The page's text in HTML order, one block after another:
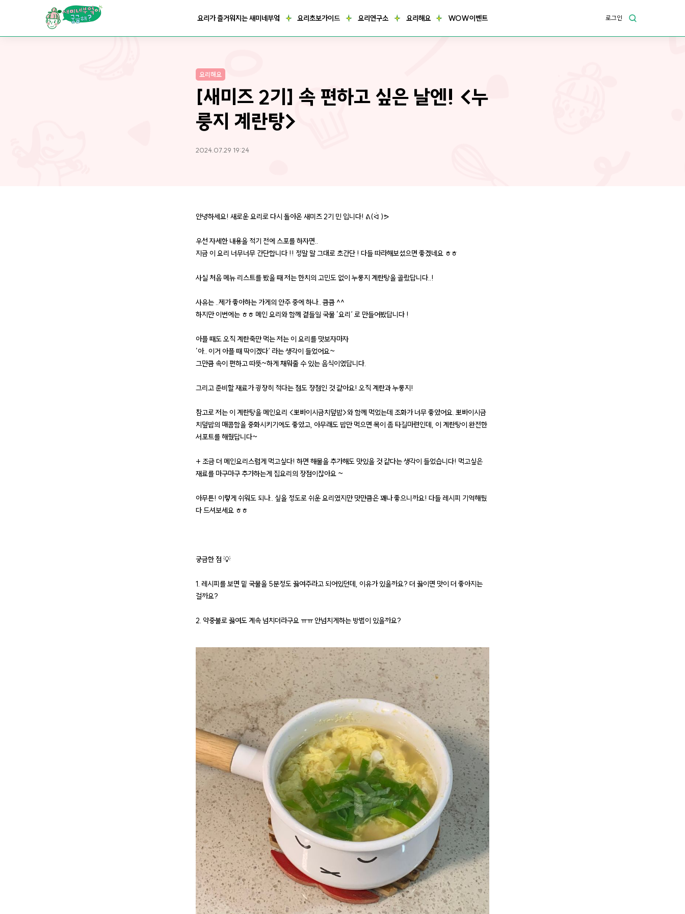
요리가 즐거워지는 새미네부엌 요리초보가이드 요리연구소 요리해요 WOW이벤트 로그인
요리해요
[새미즈 2기] 속 편하고 싶은 날엔! <누
룽지 계란탕>
2024.07.29 19:24
안녕하세요! 새로운 요리로 다시 돌아온 새미즈 2기 민 입니다! ᕕ(ᐛ )ᕗ
우선 자세한 내용을 적기 전에 스포를 하자면..
지금 이 요리 너무너무 간단합니다 !! 정말 말 그대로 초간단 ! 다들 따라해보셨으면 좋겠네요 ㅎㅎ
사실 처음 메뉴 리스트를 봤을 때 저는 한치의 고민도 없이 누룽지 계란탕을 골랐답니다..!
사유는 ..제가 좋아하는 가게의 안주 중에 하나.. 큼큼 ^^
하지만 이번에는 ㅎㅎ 메인 요리와 함께 곁들일 국물 ’요리‘ 로 만들어봤답니다 !
아플 때도 오직 계란죽만 먹는 저는 이 요리를 맛보자마자
’아.. 이거 아플 때 딱이겠다‘ 라는 생각이 들었어요~
그만큼 속이 편하고 따뜻~하게 채워줄 수 있는 음식이였답니다.
그리고 준비할 재료가 굉장히 적다는 점도 장점인 것 같아요! 오직 계란과 누룽지!
참고로 저는 이 계란탕을 메인요리 <뽀빠이시금치덮밥>와 함께 먹었는데 조화가 너무 좋았어요. 뽀빠이시금
치덮밥의 매콤함을 중화시키기에도 좋았고, 아무래도 밥만 먹으면 목이 좀 타길마련인데, 이 계란탕이 완전한
서포트를 해줬답니다~
+ 조금 더 메인요리스럽게 먹고싶다! 하면 해물을 추가해도 맛있을 것 같다는 생각이 들었습니다! 먹고싶은
재료를 마구마구 추가하는게 집요리의 장점이잖아요 ~
아무튼! 이렇게 쉬워도 되나.. 싶을 정도로 쉬운 요리였지만 맛만큼은 꽤나 좋으니까요! 다들 레시피 기억해뒀
다 드셔보세요 ㅎㅎ
궁금한 점 💡
1. 레시피를 보면 밑 국물을 5분정도 끓여주라고 되어있던데, 이유가 있을까요? 더 끓이면 맛이 더 좋아지는
걸까요?
2. 약중불로 끓여도 계속 넘치더라구요 ㅠㅠ 안넘치게하는 방법이 있을까요?